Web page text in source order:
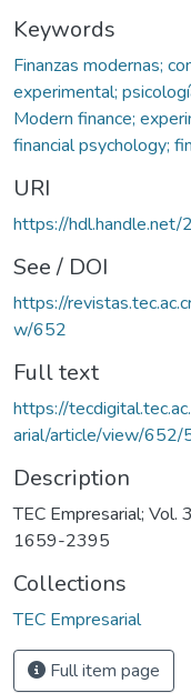
Keywords
Finanzas modernas;
experimental;
Modern finance;
financial psychology;
URI
https://
See / DOI
https://
w/652
Full text
https://
arial/article/view/652/
Description
TEC Empresarial;
1659-2395
Collections
TEC Empresarial
Full item page